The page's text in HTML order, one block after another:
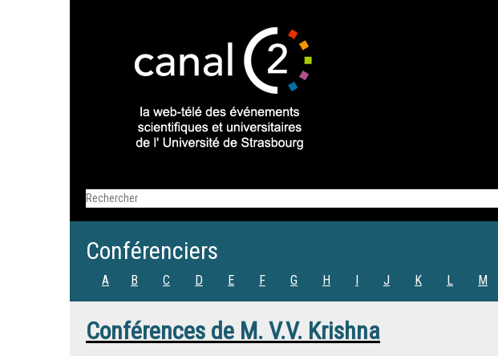
Conférenciers
A B C D E F G H I J K L M
Conférences de M. V.V. Krishna